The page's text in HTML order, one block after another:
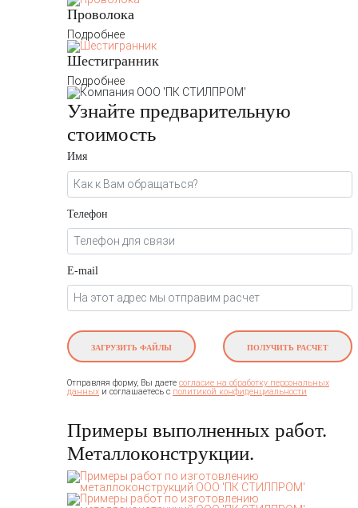
Проволока
Подробнее
Шестигранник
Подробнее
Узнайте предварительную
стоимость
Имя
Телефон
E-mail
ЗАГРУЗИТЬ ФАЙЛЫ ПОЛУЧИТЬ РАСЧЕТ
Отправляя форму, Вы даете согласие на обработку персональных
данных и соглашаетесь c политикой конфиденциальности
Примеры выполненных работ.
Металлоконструкции.